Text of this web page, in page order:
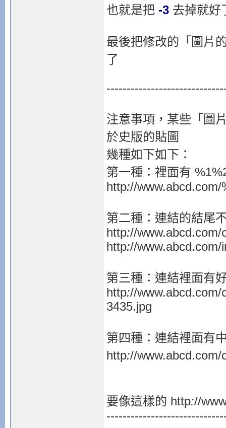
也就是把 -3去掉就好
最後把修改的「圖片
了
注意事項，某些「圖
於史版的貼圖
幾種如下如下：
第一種：裡面有
http://www.abcd.com/
第二種：連結的結尾
http://www.abcd.com/
http://www.abcd.com/
第三種：連結裡面有
http://www.abcd.com/
3435.jpg
第四種：連結裡面有
http://
要像這樣的 http://